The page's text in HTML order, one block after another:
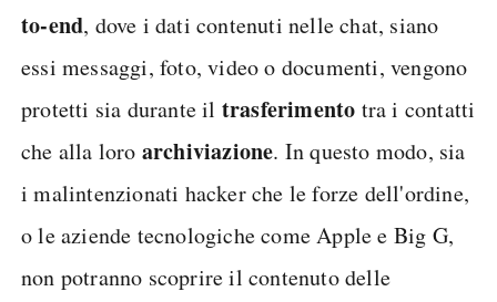
to-end, dove i dati contenuti nelle chat, siano
essi messaggi, foto, video o documenti, vengono
protetti sia durante il trasferimento tra i contatti
che alla loro archiviazione. In questo modo, sia
i malintenzionati hacker che le forze dell'ordine,
o le aziende tecnologiche come Apple e Big G,
non potranno scoprire il contenuto delle